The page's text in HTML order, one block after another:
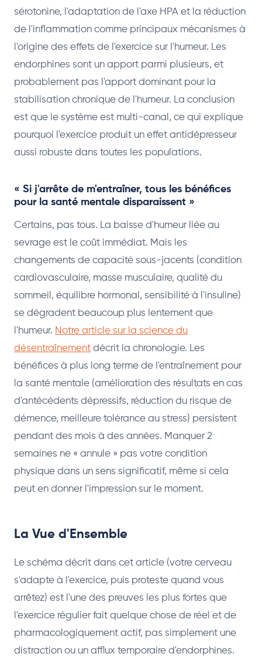
sérotonine, l'adaptation de l'axe HPA et la réduction
de l'inflammation comme principaux mécanismes à
l'origine des effets de l'exercice sur l'humeur. Les
endorphines sont un apport parmi plusieurs, et
probablement pas l'apport dominant pour la
stabilisation chronique de l'humeur. La conclusion
est que le système est multi-canal, ce qui explique
pourquoi l'exercice produit un effet antidépresseur
aussi robuste dans toutes les populations.
« Si j'arrête de m'entraîner, tous les bénéfices
pour la santé mentale disparaissent »
Certains, pas tous. La baisse d'humeur liée au
sevrage est le coût immédiat. Mais les
changements de capacité sous-jacents (condition
cardiovasculaire, masse musculaire, qualité du
sommeil, équilibre hormonal, sensibilité à l'insuline)
se dégradent beaucoup plus lentement que
l'humeur. Notre article sur la science du
désentraînement décrit la chronologie. Les
bénéfices à plus long terme de l'entraînement pour
la santé mentale (amélioration des résultats en cas
d'antécédents dépressifs, réduction du risque de
démence, meilleure tolérance au stress) persistent
pendant des mois à des années. Manquer 2
semaines ne « annule » pas votre condition
physique dans un sens significatif, même si cela
peut en donner l'impression sur le moment.
La Vue d'Ensemble
Le schéma décrit dans cet article (votre cerveau
s'adapte à l'exercice, puis proteste quand vous
arrêtez) est l'une des preuves les plus fortes que
l'exercice régulier fait quelque chose de réel et de
pharmacologiquement actif, pas simplement une
distraction ou un afflux temporaire d'endorphines.